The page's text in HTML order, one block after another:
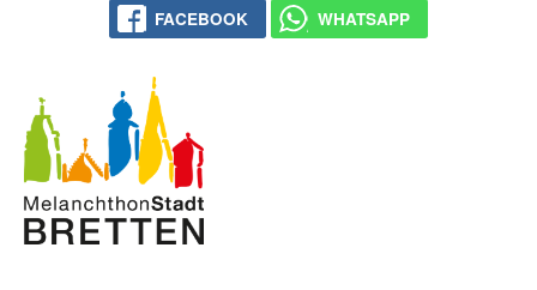
FACEBOOK WHATSAPP